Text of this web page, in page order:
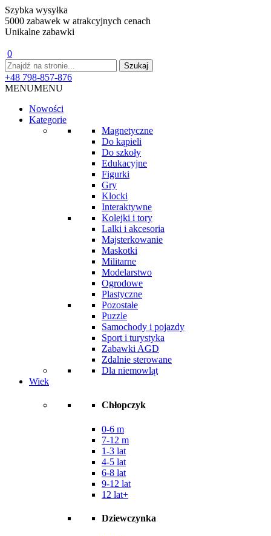
Szybka wysyłka
5000 zabawek w atrakcyjnych cenach
Unikalne zabawki
0
+48 798-857-876
MENUMENU
Nowości
Kategorie
Magnetyczne
Do kąpieli
Do szkoły
Edukacyjne
Figurki
Gry
Klocki
Interaktywne
Kolejki i tory
Lalki i akcesoria
Majsterkowanie
Maskotki
Militarne
Modelarstwo
Ogrodowe
Plastyczne
Pozostałe
Puzzle
Samochody i pojazdy
Sport i turystyka
Zabawki AGD
Zdalnie sterowane
Dla niemowląt
Wiek
Chłopczyk
0-6 m
7-12 m
1-3 lat
4-5 lat
6-8 lat
9-12 lat
12 lat+
Dziewczynka